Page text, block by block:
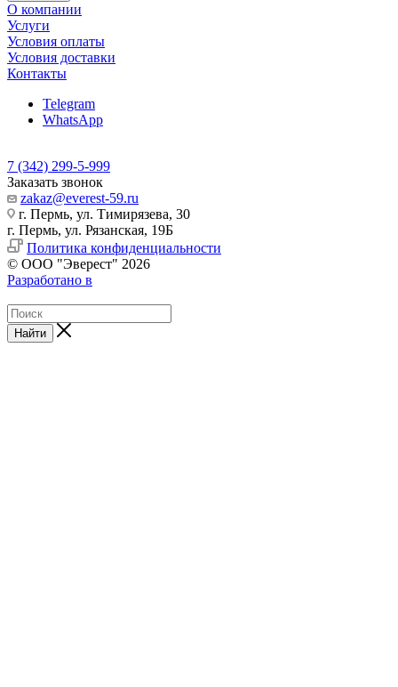
О компании
Услуги
Условия оплаты
Условия доставки
Контакты
Telegram
WhatsApp
7 (342) 299-5-999
Заказать звонок
zakaz@everest-59.ru
г. Пермь, ул. Тимирязева, 30
г. Пермь, ул. Рязанская, 19Б
Политика конфиденциальности
© ООО "Эверест" 2026
Разработано в
Найти